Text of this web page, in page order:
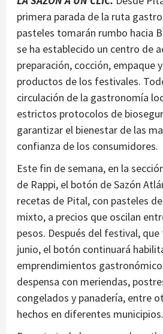
primera parada de la ruta
pasteles tomarán rumbo hacia
se ha establecido un centro de
preparación, cocción, empaque
productos de los festivales.
circulación de la gastronomía
estrictos protocolos de
garantizar el bienestar de las
confianza de los consumidores.
Este fin de semana, en la
de Rappi, el botón de Sazón
recetas de Pital, con pasteles
mixto, a precios que oscilan
pesos. Después del festival,
junio, el botón continuará
emprendimientos
despensa con meriendas,
congelados y panadería, entre
hechos en diferentes municipios.